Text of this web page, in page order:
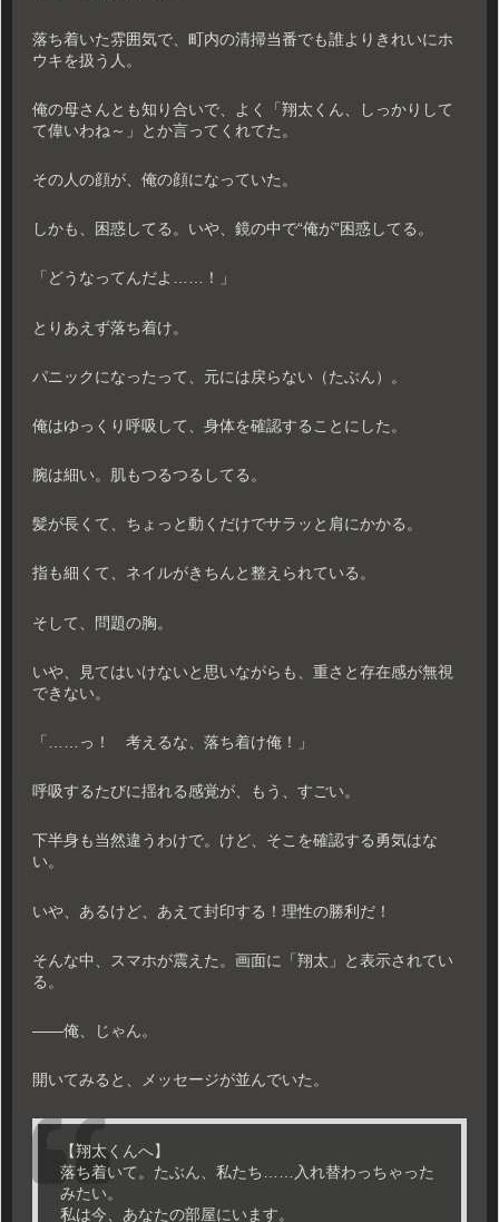
落ち着いた雰囲気で、町内の清掃当番でも誰よりきれいにホ
ウキを扱う人。
俺の母さんとも知り合いで、よく「翔太くん、しっかりして
て偉いわね～」とか言ってくれてた。
その人の顔が、俺の顔になっていた。
しかも、困惑してる。いや、鏡の中で“俺が”困惑してる。
「どうなってんだよ……！」
とりあえず落ち着け。
パニックになったって、元には戻らない（たぶん）。
俺はゆっくり呼吸して、身体を確認することにした。
腕は細い。肌もつるつるしてる。
髪が長くて、ちょっと動くだけでサラッと肩にかかる。
指も細くて、ネイルがきちんと整えられている。
そして、問題の胸。
いや、見てはいけないと思いながらも、重さと存在感が無視
できない。
「……っ！ 考えるな、落ち着け俺！」
呼吸するたびに揺れる感覚が、もう、すごい。
下半身も当然違うわけで。けど、そこを確認する勇気はな
い。
いや、あるけど、あえて封印する！理性の勝利だ！
そんな中、スマホが震えた。画面に「翔太」と表示されてい
る。
――俺、じゃん。
開いてみると、メッセージが並んでいた。
【翔太くんへ】
落ち着いて。たぶん、私たち……入れ替わっちゃった
みたい。
私は今、あなたの部屋にいます。